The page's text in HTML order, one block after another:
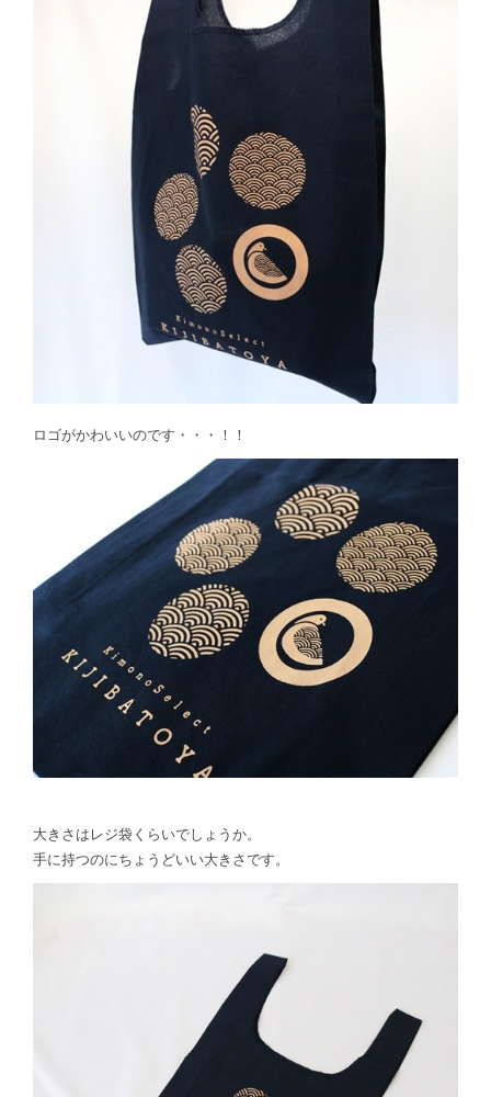
ロゴがかわいいのです・・・！！
大きさはレジ袋くらいでしょうか。
手に持つのにちょうどいい大きさです。